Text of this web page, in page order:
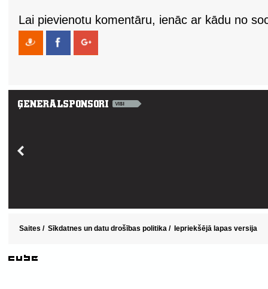
Lai pievienotu komentāru, ienāc ar kādu no
Saites / Sīkdatnes un datu drošības politika / Iepriekšējā lapas versija